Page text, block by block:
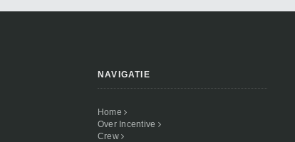
NAVIGATIE
Home
Over Incentive
Crew